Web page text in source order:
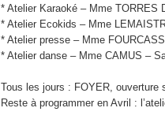
* Atelier Karaoké – Mme TORRES
* Atelier Ecokids – Mme
* Atelier presse – Mme
* Atelier danse – Mme CAMUS –
Tous les jours : FOYER, ouverture
Reste à programmer en Avril :